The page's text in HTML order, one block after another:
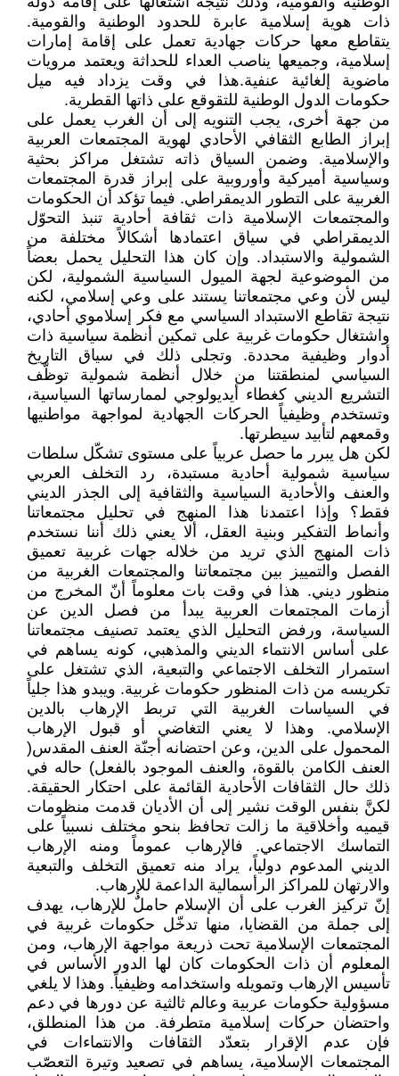
ذات هوية إسلامية عابرة للحدود الوطنية والقومية.
يتقاطع معها حركات جهادية تعمل على إقامة إمارات
إسلامية، وجميعها يناصب العداء للحداثة ويعتمد مرويات
ماضوية إلغائية عنفية.هذا في وقت يزداد فيه ميل
حكومات الدول الوطنية للتقوقع على ذاتها القطرية.
من جهة أخرى، يجب التنويه إلى أن الغرب يعمل على
إبراز الطابع الثقافي الأحادي لهوية المجتمعات العربية
والإسلامية. وضمن السياق ذاته تشتغل مراكز بحثية
وسياسية أميركية وأوروبية على إبراز قدرة المجتمعات
الغربية على التطور الديمقراطي. فيما تؤكد أن الحكومات
والمجتمعات الإسلامية ذات ثقافة أحادية تنبذ التحوّل
الديمقراطي في سياق اعتمادها أشكالاً مختلفة من
الشمولية والاستبداد. وإن كان هذا التحليل يحمل بعضاً
من الموضوعية لجهة الميول السياسية الشمولية، لكن
ليس لأن وعي مجتمعاتنا يستند على وعي إسلامي، لكنه
نتيجة تقاطع الاستبداد السياسي مع فكر إسلاموي أحادي،
واشتغال حكومات غربية على تمكين أنظمة سياسية ذات
أدوار وظيفية محددة. وتجلى ذلك في سياق التاريخ
السياسي لمنطقتنا من خلال أنظمة شمولية توظّف
التشريع الديني كغطاء أيديولوجي لممارساتها السياسية،
وتستخدم وظيفياً الحركات الجهادية لمواجهة مواطنيها
وقمعهم لتأبيد سيطرتها.
لكن هل يبرر ما حصل عربياً على مستوى تشكّل سلطات
سياسية شمولية أحادية مستبدة، رد التخلف العربي
والعنف والأحادية السياسية والثقافية إلى الجذر الديني
فقط؟ وإذا اعتمدنا هذا المنهج في تحليل مجتمعاتنا
وأنماط التفكير وبنية العقل، ألا يعني ذلك أننا نستخدم
ذات المنهج الذي تريد من خلاله جهات غربية تعميق
الفصل والتمييز بين مجتمعاتنا والمجتمعات الغربية من
منظور ديني. هذا في وقت بات معلوماً أنّ المخرج من
أزمات المجتمعات العربية يبدأ من فصل الدين عن
السياسة، ورفض التحليل الذي يعتمد تصنيف مجتمعاتنا
على أساس الانتماء الديني والمذهبي، كونه يساهم في
استمرار التخلف الاجتماعي والتبعية، الذي تشتغل على
تكريسه من ذات المنظور حكومات غربية. ويبدو هذا جلياً
في السياسات الغربية التي تربط الإرهاب بالدين
الإسلامي. وهذا لا يعني التغاضي أو قبول الإرهاب
المحمول على الدين، وعن احتضانه أجنّة العنف المقدس(
العنف الكامن بالقوة، والعنف الموجود بالفعل) حاله في
ذلك حال الثقافات الأحادية القائمة على احتكار الحقيقة.
لكنَّ بنفس الوقت نشير إلى أن الأديان قدمت منظومات
قيميه وأخلاقية ما زالت تحافظ بنحو مختلف نسبياً على
التماسك الاجتماعي. فالإرهاب عموماً ومنه الإرهاب
الديني المدعوم دولياً، يراد منه تعميق التخلف والتبعية
والارتهان للمراكز الرأسمالية الداعمة للإرهاب.
إنّ تركيز الغرب على أن الإسلام حاملٌ للإرهاب، يهدف
إلى جملة من القضايا، منها تدخّل حكومات غربية في
المجتمعات الإسلامية تحت ذريعة مواجهة الإرهاب، ومن
المعلوم أن ذات الحكومات كان لها الدور الأساس في
تأسيس الإرهاب وتمويله واستخدامه وظيفياً. وهذا لا يلغي
مسؤولية حكومات عربية وعالم ثالثية عن دورها في دعم
واحتضان حركات إسلامية متطرفة. من هذا المنطلق،
فإن عدم الإقرار بتعدّد الثقافات والانتماءات في
المجتمعات الإسلامية، يساهم في تصعيد وتيرة التعصّب